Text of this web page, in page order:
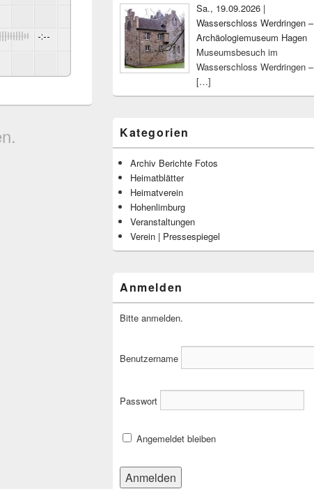
-:--
Sa., 19.09.2026 |
Wasserschloss Werdringen –
Archäologiemuseum Hagen
Museumsbesuch im
Wasserschloss Werdringen –
[…]
Kategorien
Archiv Berichte Fotos
Heimatblätter
Heimatverein
Hohenlimburg
Veranstaltungen
Verein | Pressespiegel
Anmelden
Bitte anmelden.
Benutzername
Passwort
Angemeldet bleiben